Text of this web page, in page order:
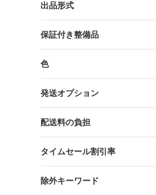
出品形式
保証付き整備品
色
発送オプション
配送料の負担
タイムセール割引率
除外キーワード